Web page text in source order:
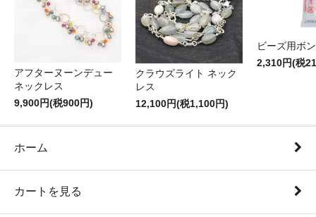
アフターヌーンデュー
ネックレス
9,900円(税900円)
クラウズライト ネック
レス
12,100円(税1,100円)
ビーズ用ボ
2,310円(税
ホーム
カートを見る